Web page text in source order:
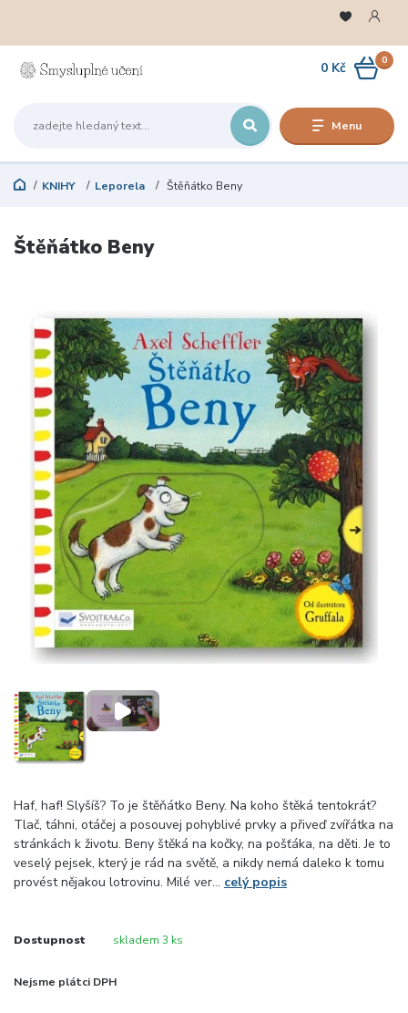
Menu
0
0 Kč
KNIHY Leporela Štěňátko Beny
Štěňátko Beny
Haf, haf! Slyšíš? To je štěňátko Beny. Na koho štěká tentokrát?
Tlač, táhni, otáčej a posouvej pohyblivé prvky a přiveď zvířátka na
stránkách k životu. Beny štěká na kočky, na pošťáka, na děti. Je to
veselý pejsek, který je rád na světě, a nikdy nemá daleko k tomu
provést nějakou lotrovinu. Milé ver... celý popis
Dostupnost skladem 3 ks
Nejsme plátci DPH